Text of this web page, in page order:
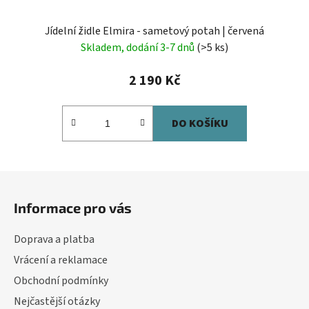
Jídelní židle Elmira - sametový potah | červená
Skladem, dodání 3-7 dnů (>5 ks)
2 190 Kč
DO KOŠÍKU
Informace pro vás
Doprava a platba
Vrácení a reklamace
Obchodní podmínky
Nejčastější otázky